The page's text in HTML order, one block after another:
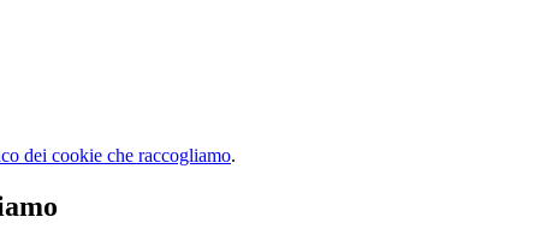
dei cookie che raccogliamo.